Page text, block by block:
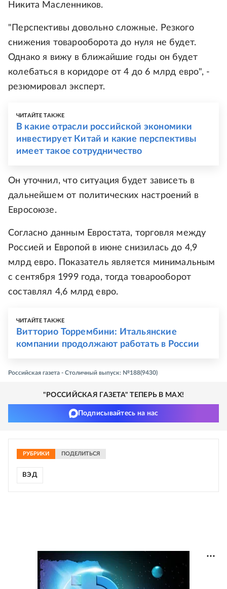
Никита Масленников.
"Перспективы довольно сложные. Резкого
снижения товарооборота до нуля не будет.
Однако я вижу в ближайшие годы он будет
колебаться в коридоре от 4 до 6 млрд евро", -
резюмировал эксперт.
ЧИТАЙТЕ ТАКЖЕ
В какие отрасли российской экономики
инвестирует Китай и какие перспективы
имеет такое сотрудничество
Он уточнил, что ситуация будет зависеть в
дальнейшем от политических настроений в
Евросоюзе.
Согласно данным Евростата, торговля между
Россией и Европой в июне снизилась до 4,9
млрд евро. Показатель является минимальным
с сентября 1999 года, тогда товарооборот
составлял 4,6 млрд евро.
ЧИТАЙТЕ ТАКЖЕ
Витторио Торрембини: Итальянские
компании продолжают работать в России
Российская газета - Столичный выпуск: №188(9430)
"РОССИЙСКАЯ ГАЗЕТА" ТЕПЕРЬ В MAX!
Подписывайтесь на нас
РУБРИКИ ПОДЕЛИТЬСЯ
ВЭД